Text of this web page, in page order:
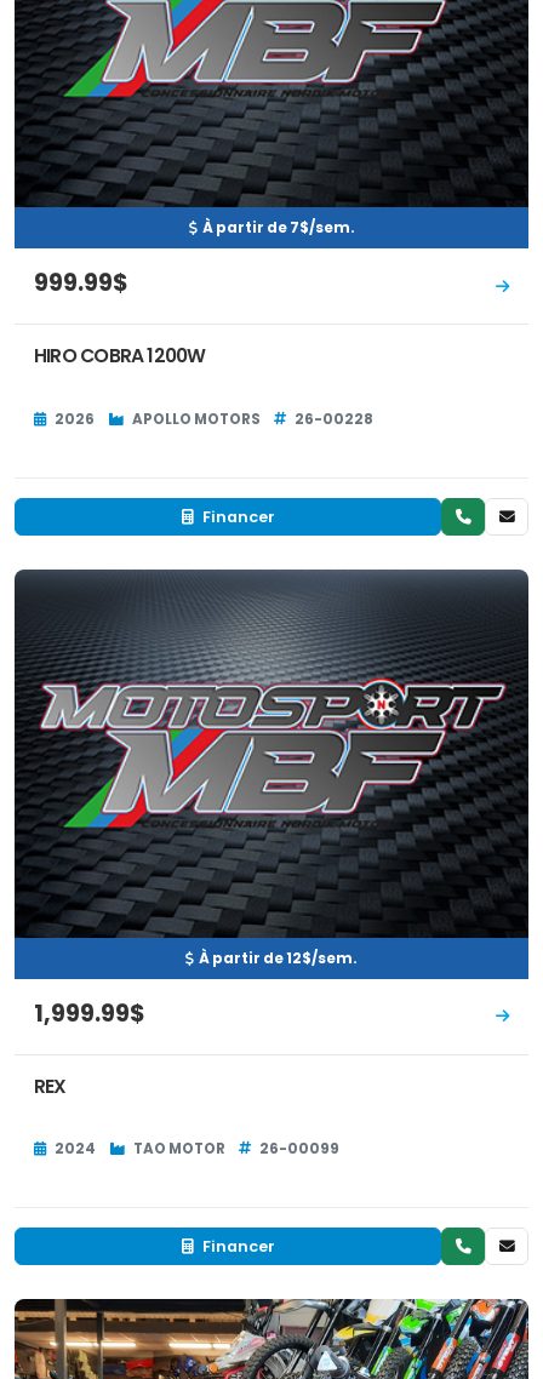
À partir de 7$/sem.
999.99$
HIRO COBRA 1200W
2026 APOLLO MOTORS 26-00228
Financer
À partir de 12$/sem.
1,999.99$
REX
2024 TAO MOTOR 26-00099
Financer
EN INVENTAIRE Neuf